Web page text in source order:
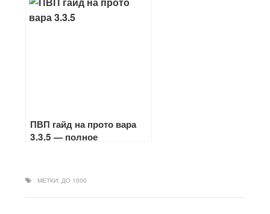
ПВП гайд на прото вара
3.3.5 — полное
МЕТКИ:ДО 1000